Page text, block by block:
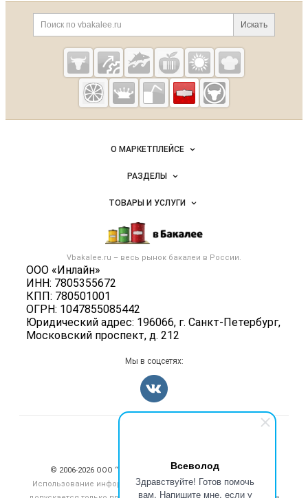
Всеволод
Здравствуйте! Готов помочь
вам. Напишите мне, если у
Дополнительная информация
Поиск по сайту и
Искать
Cсылки на полезные проекты
Vbakalee.ru —
рынок
товаров,
ингредиентов
Важные разделы и контакты
Vbakalee.ru – весь рынок бакалеи в России.
ООО «Инлайн»
ИНН: 7805355672
КПП: 780501001
ОГРН: 1047855085442
Юридический адрес: 196066, г. Санкт-Петербург,
Московский проспект, д. 212
Навигация по сайтуО МАРКЕТПЛЕЙСЕ
Новости Vbakalee.ru
Размещение рекламы
Публичная оферта
Контактная информация
Политика обработки персональных данных
РАЗДЕЛЫ
Объявления
Новости рынка
ТОВАРЫ И УСЛУГИ
Бакалейные товары
Услуги
Добавить объявление
Мы в соцсетях:
© 2006‑2026 ООО “Инлайн”. 12+ Все права защищены.
Использование информации, размещенной на данном сайте,